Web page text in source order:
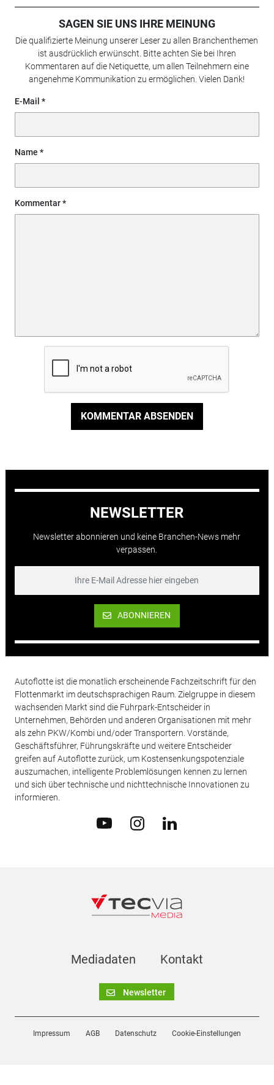
SAGEN SIE UNS IHRE MEINUNG
Die qualifizierte Meinung unserer Leser zu allen Branchenthemen
ist ausdrücklich erwünscht. Bitte achten Sie bei Ihren
Kommentaren auf die Netiquette, um allen Teilnehmern eine
angenehme Kommunikation zu ermöglichen. Vielen Dank!
E-Mail
Name
Kommentar
KOMMENTAR ABSENDEN
NEWSLETTER
Newsletter abonnieren und keine Branchen-News mehr
verpassen.
ABONNIEREN
Autoflotte ist die monatlich erscheinende Fachzeitschrift für den
Flottenmarkt im deutschsprachigen Raum. Zielgruppe in diesem
wachsenden Markt sind die Fuhrpark-Entscheider in
Unternehmen, Behörden und anderen Organisationen mit mehr
als zehn PKW/Kombi und/oder Transportern. Vorstände,
Geschäftsführer, Führungskräfte und weitere Entscheider
greifen auf Autoflotte zurück, um Kostensenkungspotenziale
auszumachen, intelligente Problemlösungen kennen zu lernen
und sich über technische und nichttechnische Innovationen zu
informieren.
Mediadaten Kontakt
Newsletter
Impressum AGB Datenschutz Cookie-Einstellungen